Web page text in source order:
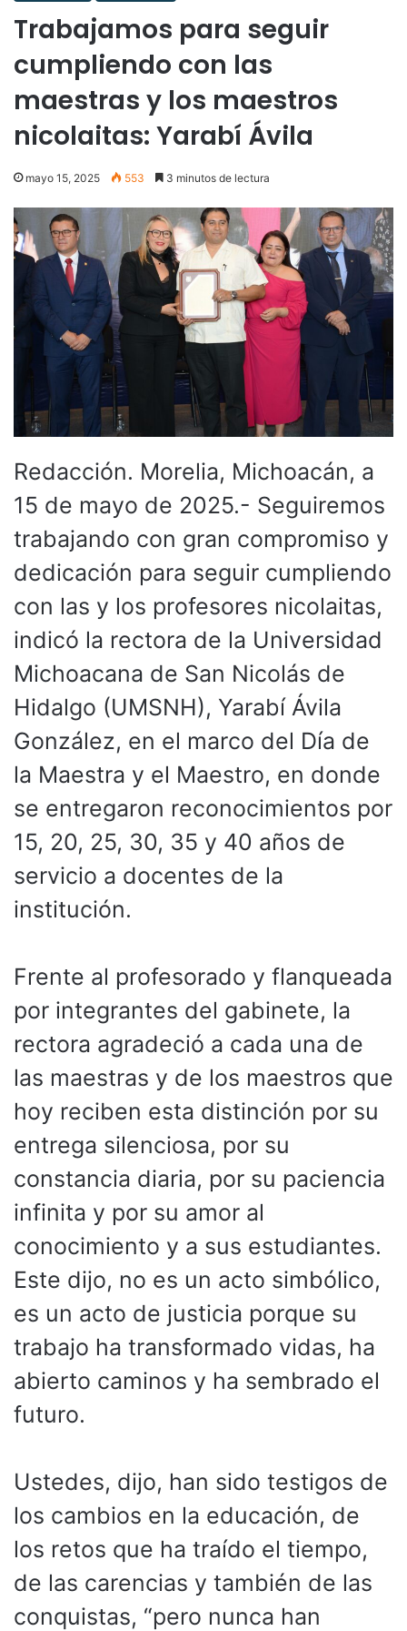
Trabajamos para seguir
cumpliendo con las
maestras y los maestros
nicolaitas: Yarabí Ávila
mayo 15, 2025 553 3 minutos de lectura
Redacción. Morelia, Michoacán, a
15 de mayo de 2025.- Seguiremos
trabajando con gran compromiso y
dedicación para seguir cumpliendo
con las y los profesores nicolaitas,
indicó la rectora de la Universidad
Michoacana de San Nicolás de
Hidalgo (UMSNH), Yarabí Ávila
González, en el marco del Día de
la Maestra y el Maestro, en donde
se entregaron reconocimientos por
15, 20, 25, 30, 35 y 40 años de
servicio a docentes de la
institución.
Frente al profesorado y flanqueada
por integrantes del gabinete, la
rectora agradeció a cada una de
las maestras y de los maestros que
hoy reciben esta distinción por su
entrega silenciosa, por su
constancia diaria, por su paciencia
infinita y por su amor al
conocimiento y a sus estudiantes.
Este dijo, no es un acto simbólico,
es un acto de justicia porque su
trabajo ha transformado vidas, ha
abierto caminos y ha sembrado el
futuro.
Ustedes, dijo, han sido testigos de
los cambios en la educación, de
los retos que ha traído el tiempo,
de las carencias y también de las
conquistas, “pero nunca han